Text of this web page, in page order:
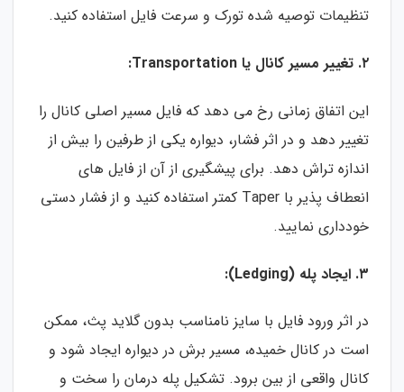
تنظیمات توصیه شده تورک و سرعت فایل استفاده کنید.
۲. تغییر مسیر کانال یا Transportation:
این اتفاق زمانی رخ می دهد که فایل مسیر اصلی کانال را
تغییر دهد و در اثر فشار، دیواره یکی از طرفین را بیش از
اندازه تراش دهد. برای پیشگیری از آن از فایل های
انعطاف پذیر با Taper کمتر استفاده کنید و از فشار دستی
خودداری نمایید.
۳. ایجاد پله (Ledging):
در اثر ورود فایل با سایز نامناسب بدون گلاید پث، ممکن
است در کانال خمیده، مسیر برش در دیواره ایجاد شود و
کانال واقعی از بین برود. تشکیل پله درمان را سخت و